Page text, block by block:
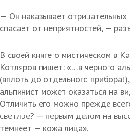
— Он наказывает
спасает от неприятностей, —
В своей книге о мистическом в
Котляров пишет: «…в черного
(вплоть до отдельного
альпинист может оказаться на
Отличить его можно прежде
светлое? — первым делом на
темнеет — кожа лица».